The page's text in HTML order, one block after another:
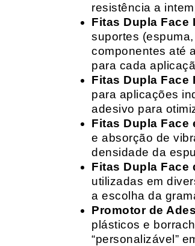
resistência a
Fitas Dupla Face
suportes
componentes até
para cada
Fitas Dupla Face
para aplicações
adesivo para
Fitas Dupla Face
e absorção de
densidade da
Fitas Dupla Face
utilizadas em
a escolha da
Promotor de
plásticos e
“personalizável”